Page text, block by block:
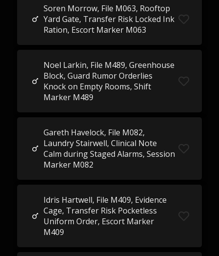
Soren Morrow, File M063, Rooftop
Yard Gate, Transfer Risk Locked Ink
Ration, Escort Marker M063
Noel Larkin, File M489, Greenhouse
Block, Guard Rumor Orderlies
Knock on Empty Rooms, Shift
Marker M489
Gareth Havelock, File M082,
Laundry Stairwell, Clinical Note
Calm during Staged Alarms, Session
Marker M082
Idris Hartwell, File M409, Evidence
Cage, Transfer Risk Pocketless
Uniform Order, Escort Marker
M409